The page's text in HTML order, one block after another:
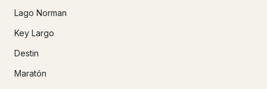
Lago Norman
Key Largo
Destin
Maratón